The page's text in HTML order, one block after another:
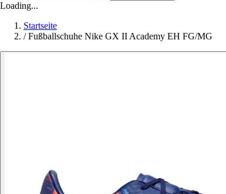
Loading...
Startseite
/ Fußballschuhe Nike GX II Academy EH FG/MG